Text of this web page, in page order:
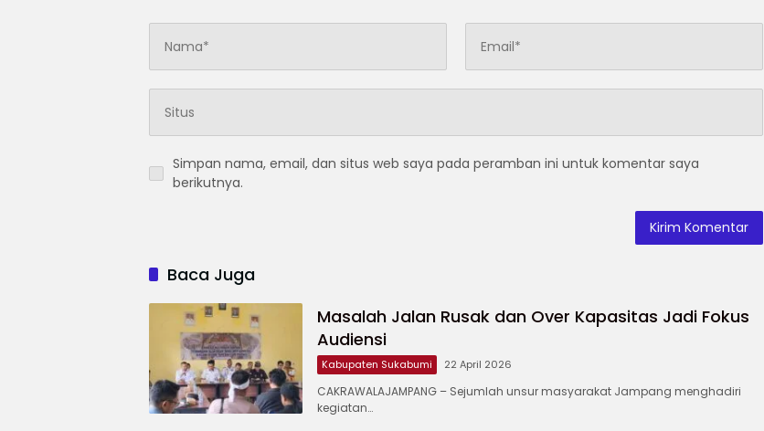
Simpan nama, email, dan situs web saya pada peramban ini untuk komentar saya
berikutnya.
Baca Juga
Masalah Jalan Rusak dan Over Kapasitas Jadi Fokus
Audiensi
Kabupaten Sukabumi 22 April 2026
CAKRAWALAJAMPANG – ‎Sejumlah unsur masyarakat Jampang menghadiri
kegiatan…